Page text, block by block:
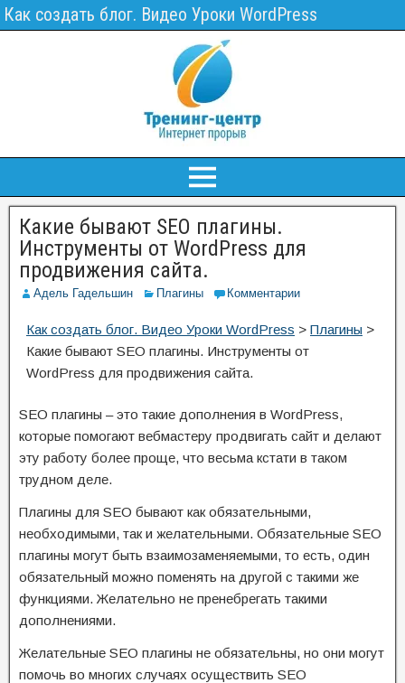
Как создать блог. Видео Уроки WordPress
Какие бывают SEO плагины.
Инструменты от WordPress для
продвижения сайта.
Адель Гадельшин Плагины Комментарии
Как создать блог. Видео Уроки WordPress > Плагины >
Какие бывают SEO плагины. Инструменты от
WordPress для продвижения сайта.
SEO плагины – это такие дополнения в WordPress,
которые помогают вебмастеру продвигать сайт и делают
эту работу более проще, что весьма кстати в таком
трудном деле.
Плагины для SEO бывают как обязательными,
необходимыми, так и желательными. Обязательные SEO
плагины могут быть взаимозаменяемыми, то есть, один
обязательный можно поменять на другой с такими же
функциями. Желательно не пренебрегать такими
дополнениями.
Желательные SEO плагины не обязательны, но они могут
помочь во многих случаях осуществить SEO